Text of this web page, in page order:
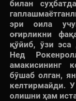
билан
эри оила
оғирликни
қўйиб, ўзи эса
Нед
амакисининг
бўшаб олган,
келтирмайди.
олишни ҳам